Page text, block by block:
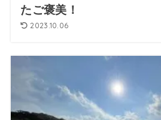
たご褒美！
2023.10.06